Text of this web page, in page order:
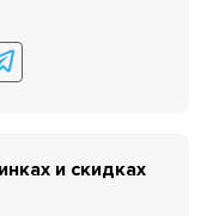
и скидках